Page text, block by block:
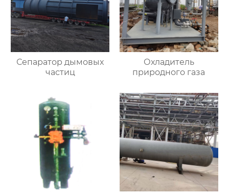
Сепаратор дымовых
частиц
Охладитель
природного газа